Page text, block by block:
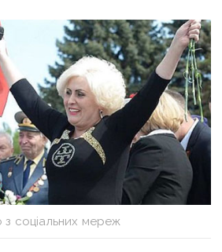
соціальних мереж